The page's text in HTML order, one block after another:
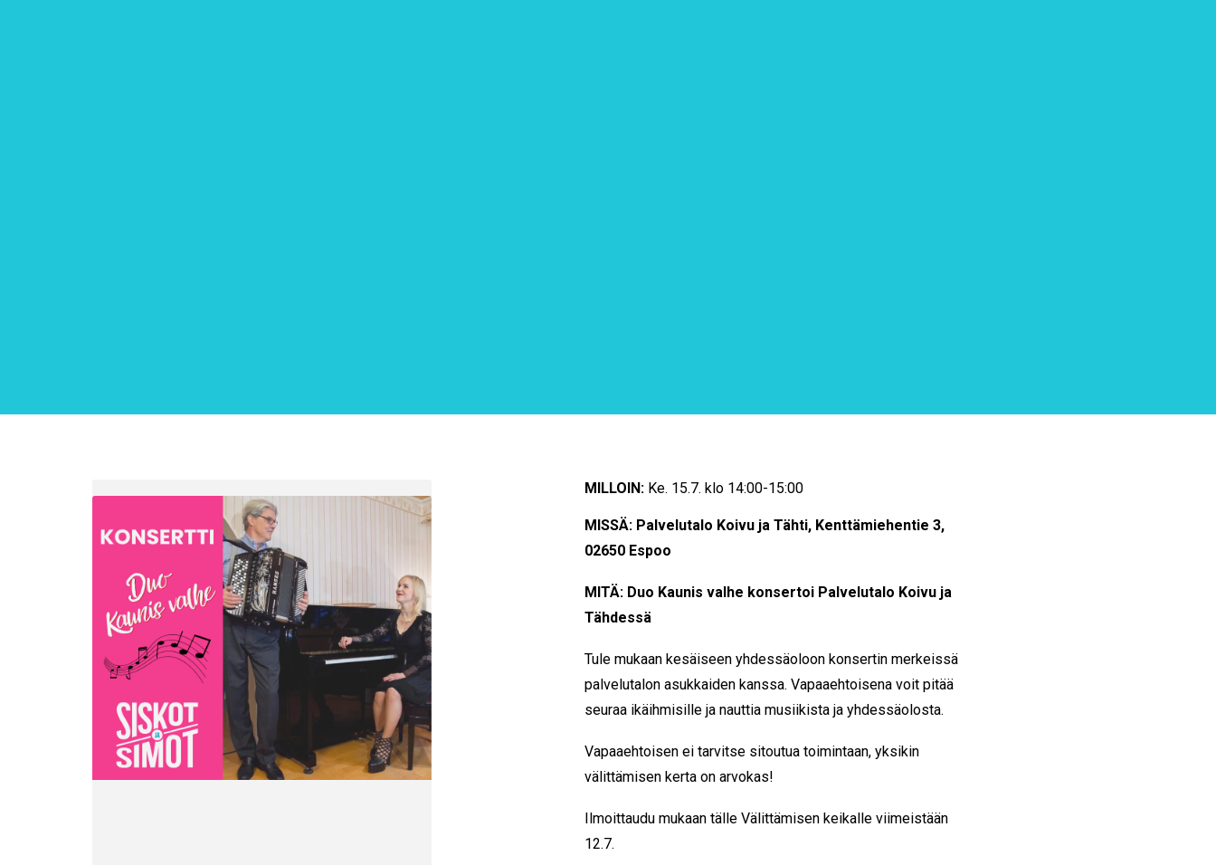
MILLOIN: Ke. 15.7. klo 14:00-15:00
MISSÄ: Palvelutalo Koivu ja Tähti, Kenttämiehentie 3,
02650 Espoo
MITÄ: Duo Kaunis valhe konsertoi Palvelutalo Koivu ja
Tähdessä
Tule mukaan kesäiseen yhdessäoloon konsertin merkeissä
palvelutalon asukkaiden kanssa. Vapaaehtoisena voit pitää
seuraa ikäihmisille ja nauttia musiikista ja yhdessäolosta.
Vapaaehtoisen ei tarvitse sitoutua toimintaan, yksikin
välittämisen kerta on arvokas!
Ilmoittaudu mukaan tälle Välittämisen keikalle viimeistään
12.7.